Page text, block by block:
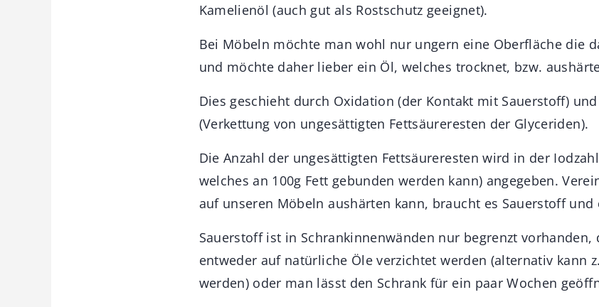
Kamelienöl (auch gut als Rostschutz geeignet).
Bei Möbeln möchte man wohl nur ungern eine Oberfläche die
und möchte daher lieber ein Öl, welches trocknet, bzw.
Dies geschieht durch Oxidation (der Kontakt mit Sauerstoff)
(Verkettung von ungesättigten Fettsäureresten der Glyceriden).
Die Anzahl der ungesättigten Fettsäureresten wird in der
welches an 100g Fett gebunden werden kann) angegeben.
auf unseren Möbeln aushärten kann, braucht es Sauerstoff und
Sauerstoff ist in Schrankinnenwänden nur begrenzt
entweder auf natürliche Öle verzichtet werden (alternativ kann
werden) oder man lässt den Schrank für ein paar Wochen